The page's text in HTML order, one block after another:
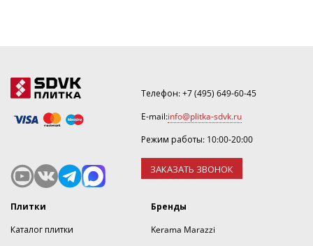
Телефон:+7 (495) 649-60-45
E-mail:info@plitka-sdvk.ru
Режим работы: 10:00-20:00
ЗАКАЗАТЬ ЗВОНОК
Плитки
Каталог плитки
Бренды
Kerama Marazzi